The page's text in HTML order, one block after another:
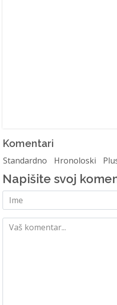
Komentari
Standardno Hronoloski
Napišite svoj